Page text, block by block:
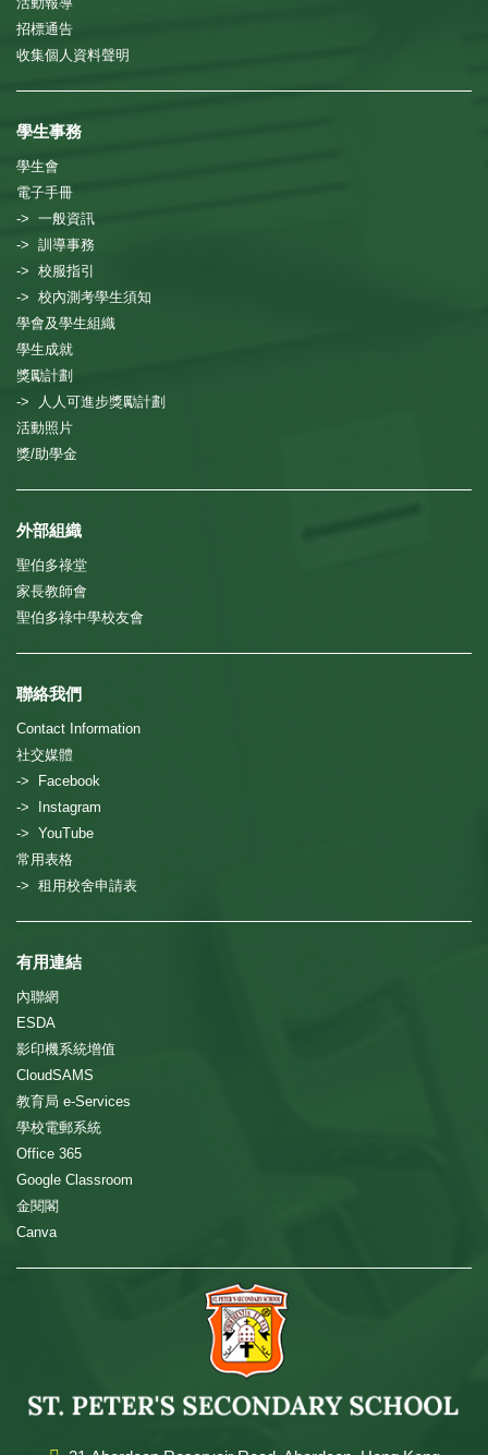
招標通告
收集個人資料聲明
學生事務
學生會
電子手冊
-> 一般資訊
-> 訓導事務
-> 校服指引
-> 校內測考學生須知
學會及學生組織
學生成就
獎勵計劃
-> 人人可進步獎勵計劃
活動照片
獎/助學金
外部組織
聖伯多祿堂
家長教師會
聖伯多祿中學校友會
聯絡我們
Contact Information
社交媒體
-> Facebook
-> Instagram
-> YouTube
常用表格
-> 租用校舍申請表
有用連結
內聯網
ESDA
影印機系統增值
CloudSAMS
教育局 e-Services
學校電郵系統
Office 365
Google Classroom
金閱閣
Canva